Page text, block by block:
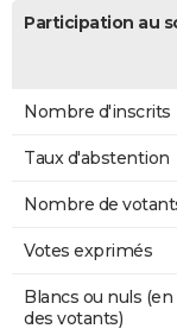
Participation au
Nombre d'inscrits
Taux d'abstention
Nombre de
Votes exprimés
Blancs ou nuls
des votants)